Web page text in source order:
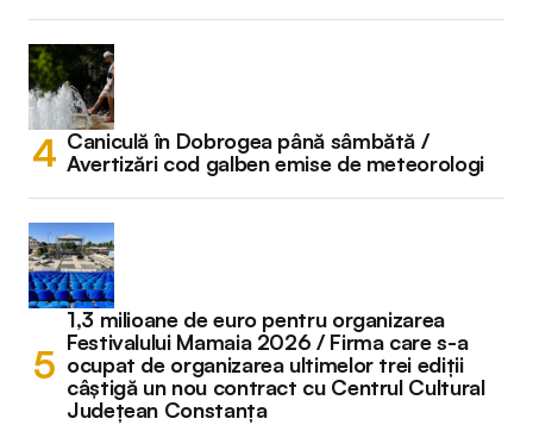
Caniculă în Dobrogea până sâmbătă /
Avertizări cod galben emise de meteorologi
1,3 milioane de euro pentru organizarea
Festivalului Mamaia 2026 / Firma care s-a
ocupat de organizarea ultimelor trei ediții
câștigă un nou contract cu Centrul Cultural
Județean Constanța